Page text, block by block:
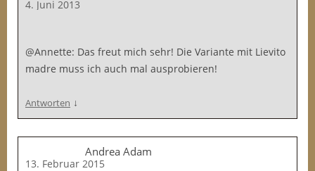
4. Juni 2013
@Annette: Das freut mich sehr! Die Variante mit Lievito
madre muss ich auch mal ausprobieren!
Antworten ↓
Andrea Adam
13. Februar 2015